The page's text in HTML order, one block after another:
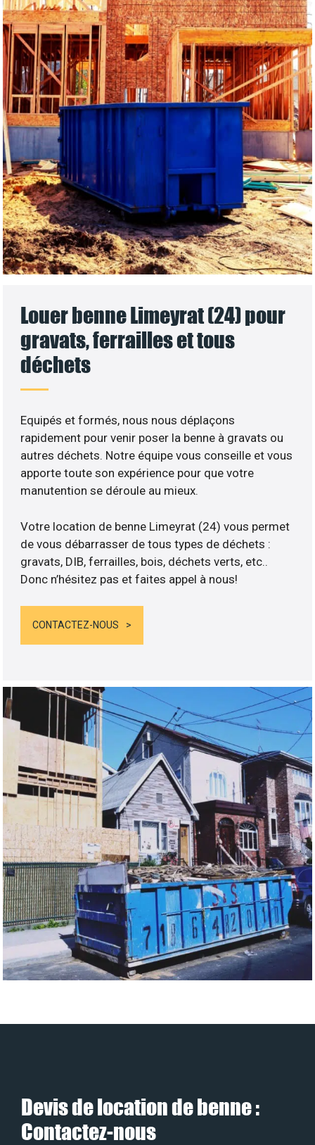
Louer benne Limeyrat (24) pour
gravats, ferrailles et tous
déchets
Equipés et formés, nous nous déplaçons
rapidement pour venir poser la benne à gravats ou
autres déchets. Notre équipe vous conseille et vous
apporte toute son expérience pour que votre
manutention se déroule au mieux.
Votre location de benne Limeyrat (24) vous permet
de vous débarrasser de tous types de déchets :
gravats, DIB, ferrailles, bois, déchets verts, etc..
Donc n’hésitez pas et faites appel à nous!
CONTACTEZ-NOUS
Devis de location de benne :
Contactez-nous